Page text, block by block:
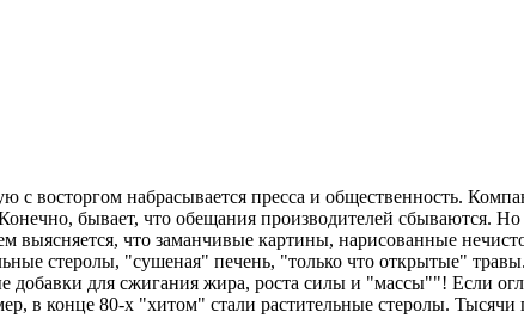
с восторгом набрасывается пресса и общественность.
бывает, что обещания производителей сбываются. Но
выясняется, что заманчивые картины, нарисованные
стеролы, "сушеная" печень, "только что открытые"
для сжигания жира, роста силы и "массы""! Если
в конце 80-х "хитом" стали растительные стеролы. Тысячи